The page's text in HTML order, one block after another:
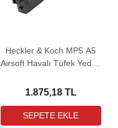
Heckler & Koch MP5 A5
Airsoft Havalı Tüfek Yedek
1.875,18 TL